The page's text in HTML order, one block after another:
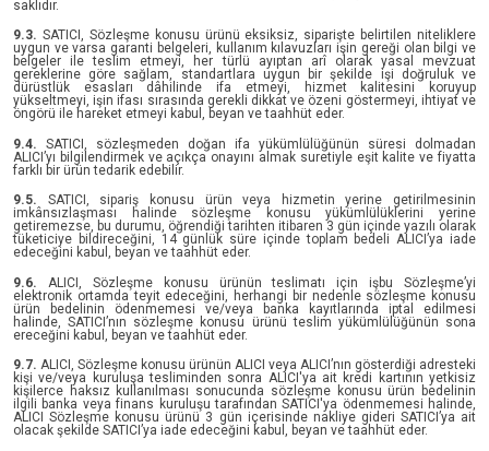
saklıdır.
9.3. SATICI, Sözleşme konusu ürünü eksiksiz, siparişte belirtilen niteliklere
uygun ve varsa garanti belgeleri, kullanım kılavuzları işin gereği olan bilgi ve
belgeler ile teslim etmeyi, her türlü ayıptan arî olarak yasal mevzuat
gereklerine göre sağlam, standartlara uygun bir şekilde işi doğruluk ve
dürüstlük esasları dâhilinde ifa etmeyi, hizmet kalitesini koruyup
yükseltmeyi, işin ifası sırasında gerekli dikkat ve özeni göstermeyi, ihtiyat ve
öngörü ile hareket etmeyi kabul, beyan ve taahhüt eder.
9.4. SATICI, sözleşmeden doğan ifa yükümlülüğünün süresi dolmadan
ALICI’yı bilgilendirmek ve açıkça onayını almak suretiyle eşit kalite ve fiyatta
farklı bir ürün tedarik edebilir.
9.5.
SATICI, sipariş konusu ürün veya hizmetin yerine getirilmesinin
imkânsızlaşması halinde sözleşme konusu yükümlülüklerini yerine
getiremezse, bu durumu, öğrendiği tarihten itibaren 3 gün içinde yazılı olarak
tüketiciye bildireceğini, 14 günlük süre içinde toplam bedeli ALICI’ya iade
edeceğini kabul, beyan ve taahhüt eder.
9.6. ALICI, Sözleşme konusu ürünün teslimatı için işbu Sözleşme’yi
elektronik ortamda teyit edeceğini, herhangi bir nedenle sözleşme konusu
ürün bedelinin ödenmemesi ve/veya banka kayıtlarında iptal edilmesi
halinde, SATICI’nın sözleşme konusu ürünü teslim yükümlülüğünün sona
ereceğini kabul, beyan ve taahhüt eder.
9.7. ALICI, Sözleşme konusu ürünün ALICI veya ALICI’nın gösterdiği adresteki
kişi ve/veya kuruluşa tesliminden sonra ALICI'ya ait kredi kartının yetkisiz
kişilerce haksız kullanılması sonucunda sözleşme konusu ürün bedelinin
ilgili banka veya finans kuruluşu tarafından SATICI'ya ödenmemesi halinde,
ALICI Sözleşme konusu ürünü 3 gün içerisinde nakliye gideri SATICI’ya ait
olacak şekilde SATICI’ya iade edeceğini kabul, beyan ve taahhüt eder.